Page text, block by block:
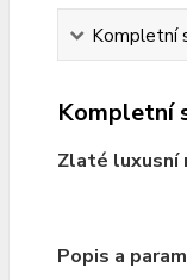
Kompletní
Kompletní
Zlaté luxusní
Popis a